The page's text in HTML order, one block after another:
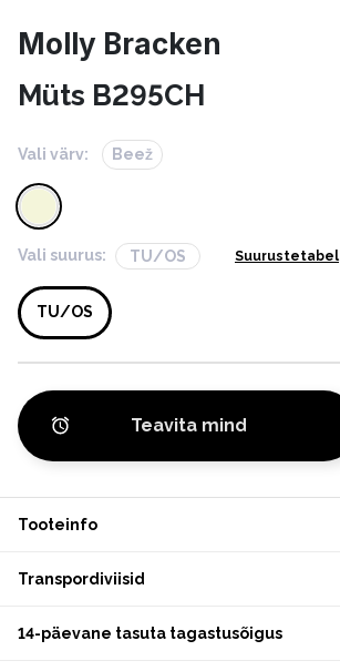
Molly Bracken
Müts B295CH
Vali värv: Beež
Vali suurus: TU/OS Suurustetabel
TU/OS
Teavita mind
Tooteinfo
Transpordiviisid
14-päevane tasuta tagastusõigus